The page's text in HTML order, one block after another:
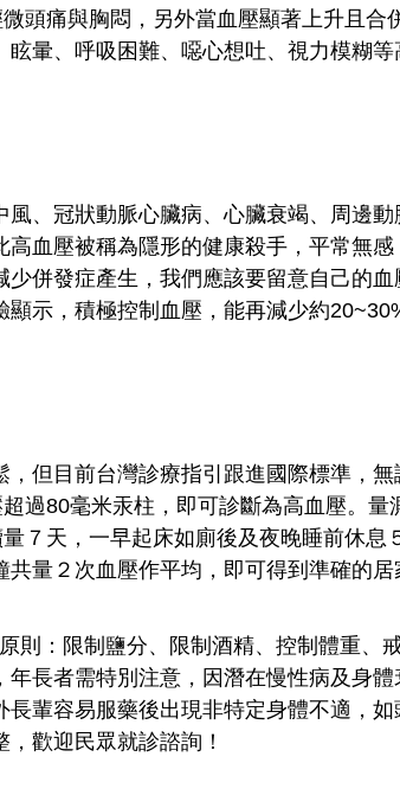
頭痛與胸悶，另外當血壓顯著上升且合
暈、呼吸困難、噁心想吐、視力模糊等
、冠狀動脈心臟病、心臟衰竭、周邊動
血壓被稱為隱形的健康殺手，平常無感
併發症產生，我們應該要留意自己的血
示，積極控制血壓，能再減少約
但目前台灣診療指引跟進國際標準，無
過80毫米汞柱，即可診斷為高血壓。量
７天，一早起床如廁後及夜晚睡前休息
量２次血壓作平均，即可得到準確的
則：限制鹽分、限制酒精、控制體重、
長者需特別注意，因潛在慢性病及身體
長輩容易服藥後出現非特定身體不適，
歡迎民眾就診諮詢！